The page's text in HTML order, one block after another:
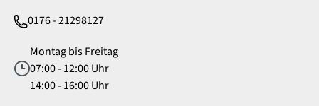
0176 - 21298127
Montag bis Freitag
07:00 - 12:00 Uhr
14:00 - 16:00 Uhr